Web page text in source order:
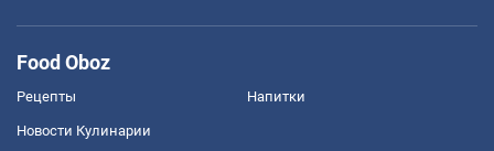
Food Oboz
Рецепты Напитки
Новости Кулинарии